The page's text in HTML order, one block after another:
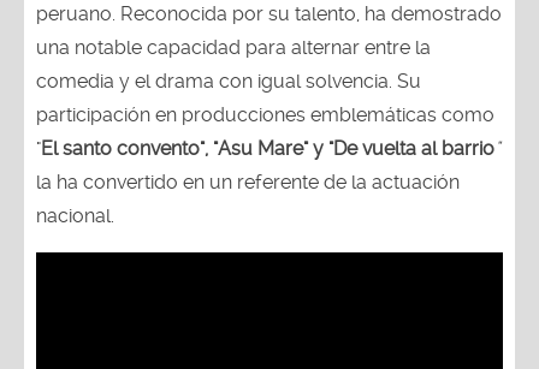
peruano. Reconocida por su talento, ha demostrado
una notable capacidad para alternar entre la
comedia y el drama con igual solvencia. Su
participación en producciones emblemáticas como
"El santo convento", "Asu Mare" y "De vuelta al barrio"
la ha convertido en un referente de la actuación
nacional.